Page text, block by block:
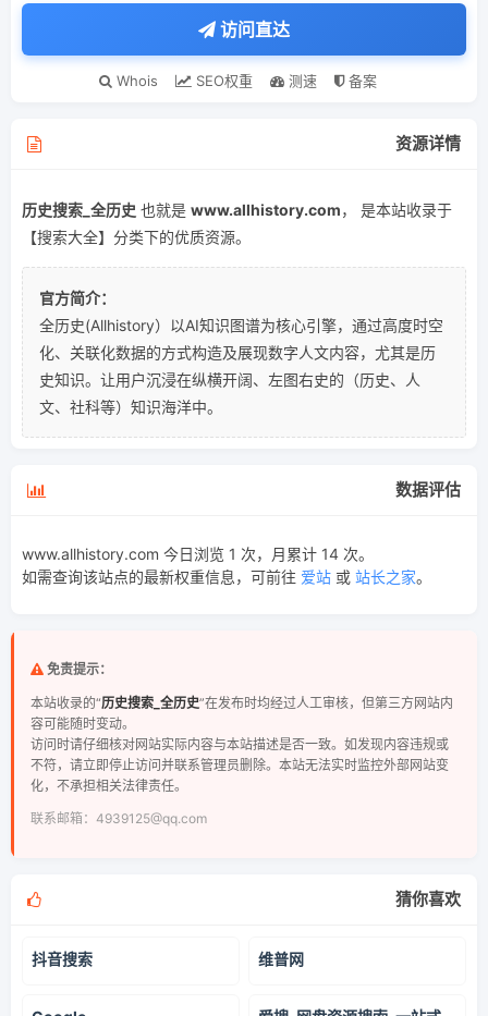
访问直达
Whois SEO权重 测速 备案
资源详情
历史搜索_全历史 也就是 www.allhistory.com， 是本站收录于
【搜索大全】分类下的优质资源。
官方简介：
全历史(Allhistory）以AI知识图谱为核心引擎，通过高度时空
化、关联化数据的方式构造及展现数字人文内容，尤其是历
史知识。让用户沉浸在纵横开阔、左图右史的（历史、人
文、社科等）知识海洋中。
数据评估
www.allhistory.com 今日浏览 1 次，月累计 14 次。
如需查询该站点的最新权重信息，可前往 爱站 或 站长之家。
免责提示：
本站收录的“历史搜索_全历史”在发布时均经过人工审核，但第三方网站内
容可能随时变动。
访问时请仔细核对网站实际内容与本站描述是否一致。如发现内容违规或
不符，请立即停止访问并联系管理员删除。本站无法实时监控外部网站变
化，不承担相关法律责任。
联系邮箱：4939125@qq.com
猜你喜欢
抖音搜索 维普网